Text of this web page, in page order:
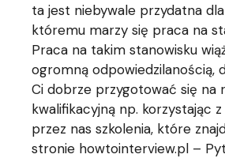
ta jest niebywale przydatna
któremu marzy się praca na
Praca na takim stanowisku
ogromną odpowiedzilanością,
Ci dobrze przygotować się na
kwalifikacyjną np. korzystając
przez nas szkolenia, które
stronie howtointerview.pl –